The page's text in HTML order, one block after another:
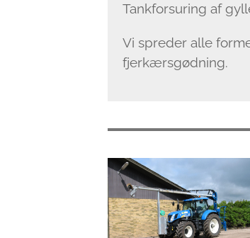
Tankforsuring af
Vi spreder alle
fjerkærsgødning.